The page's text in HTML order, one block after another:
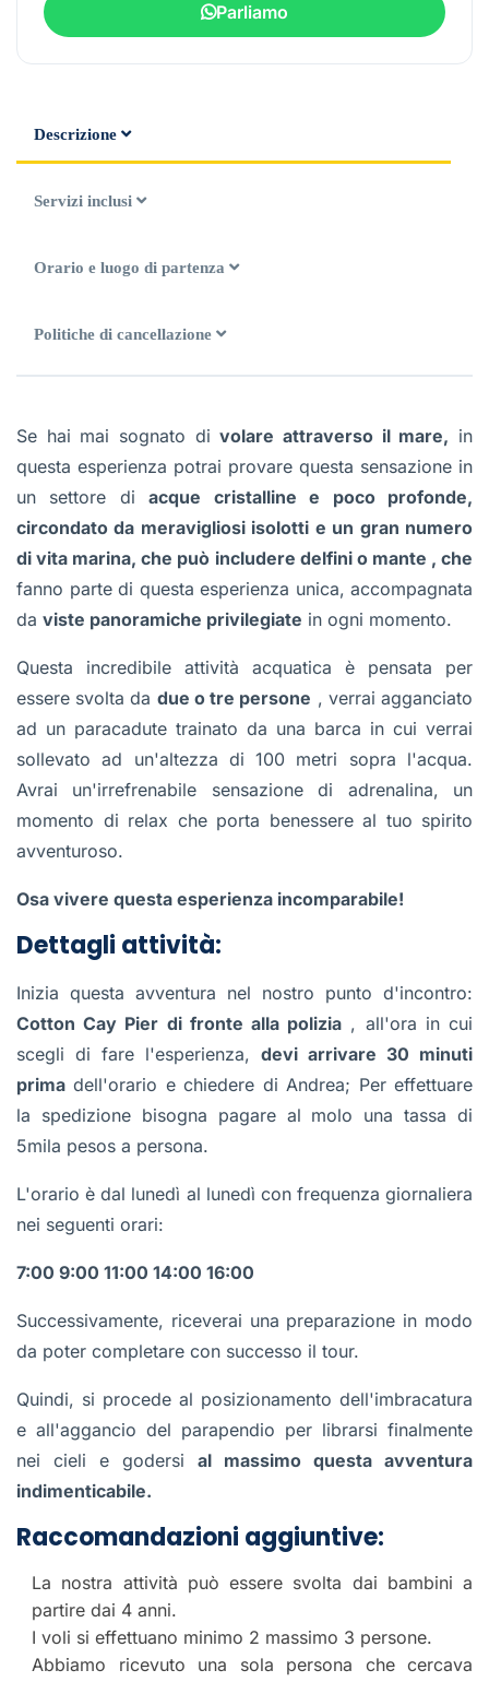
Parliamo
Descrizione
Servizi inclusi
Orario e luogo di partenza
Politiche di cancellazione
Se hai mai sognato divolare attraverso il mare, in
questa esperienza potrai provare questa sensazione in
un settore diacque cristalline e poco profonde,
circondato da meravigliosi isolotti e un gran numero
di vita marina, che può includere delfini o mante , che
fanno parte di questa esperienza unica, accompagnata
da viste panoramiche privilegiate in ogni momento.
Questa incredibile attività acquatica è pensata per
essere svolta da due o tre persone , verrai agganciato
ad un paracadute trainato da una barca in cui verrai
sollevato ad un'altezza di 100 metri sopra l'acqua.
Avrai un'irrefrenabile sensazione di adrenalina, un
momento di relax che porta benessere al tuo spirito
avventuroso.
Osa vivere questa esperienza incomparabile!
Dettagli attività:
Inizia questa avventura nel nostro punto d'incontro:
Cotton Cay Pier di fronte alla polizia , all'ora in cui
scegli di fare l'esperienza, devi arrivare 30 minuti
prima dell'orario e chiedere di Andrea; Per effettuare
la spedizione bisogna pagare al molo una tassa di
5mila pesos a persona.
L'orario è dal lunedì al lunedì con frequenza giornaliera
nei seguenti orari:
7:00 9:00 11:00 14:00 16:00
Successivamente, riceverai una preparazione in modo
da poter completare con successo il tour.
Quindi, si procede al posizionamento dell'imbracatura
e all'aggancio del parapendio per librarsi finalmente
nei cieli e godersi al massimo questa avventura
indimenticabile.
Raccomandazioni aggiuntive:
La nostra attività può essere svolta dai bambini a
partire dai 4 anni.
I voli si effettuano minimo 2 massimo 3 persone.
Abbiamo ricevuto una sola persona che cercava